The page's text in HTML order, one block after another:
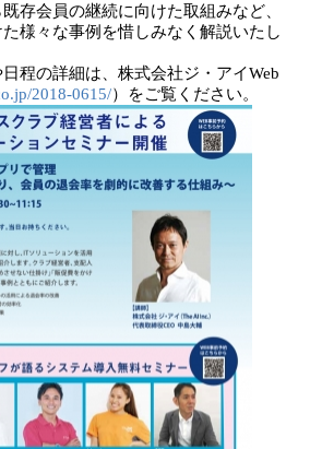
存会員の継続に向けた取組みなど、
様々な事例を惜しみなく解説いたし
程の詳細は、株式会社ジ・アイWeb
2018-0615/）をご覧ください。